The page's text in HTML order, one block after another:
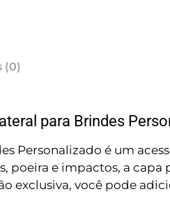
(0)
para Brindes
Personalizado é um
poeira e impactos, a
exclusiva, você pode